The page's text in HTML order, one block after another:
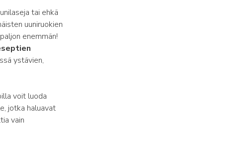
tai ehkä
uuniruokien
enemmän!
ystävien,
voit luoda
jotka haluavat
vain